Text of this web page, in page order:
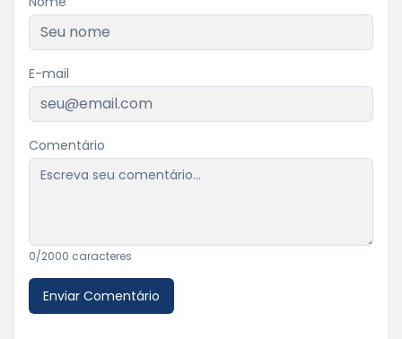
E-mail
Comentário
0/2000 caracteres
Enviar Comentário